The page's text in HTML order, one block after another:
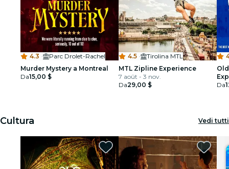
4.3 ·
Parc Drolet-Rachel
Murder Mystery a Montreal
Da15,00 $
4.5 ·
Tirolina MTL
MTL Zipline Experience
7 août - 3 nov.
Da29,00 $
Da
Cultura Vedi tutti